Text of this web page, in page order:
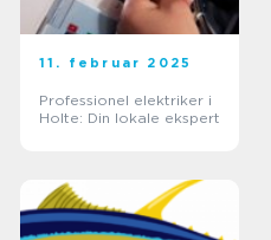
11. februar 2025
Professionel elektriker i
Holte: Din lokale ekspert